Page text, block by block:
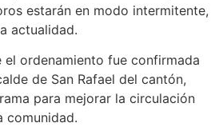
estarán en modo intermitente,
actualidad.
el ordenamiento fue confirmada
de San Rafael del cantón,
para mejorar la circulación
comunidad.